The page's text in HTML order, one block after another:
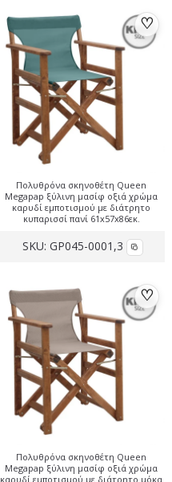
♡
SKU: GP045-0001,3
Πολυθρόνα σκηνοθέτη Queen
Megapap ξύλινη μασίφ οξιά χρώμα
καρυδί εμποτισμού με διάτρητο
κυπαρισσί πανί 61x57x86εκ.
♡
Πολυθρόνα σκηνοθέτη Queen
Megapap ξύλινη μασίφ οξιά χρώμα
καρυδί εμποτισμού με διάτρητο μόκα